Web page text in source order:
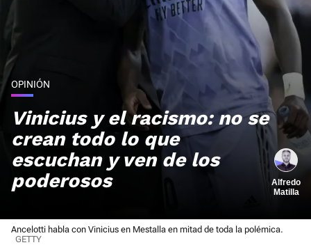
OPINIÓN
Vinicius y el racismo: no se
crean todo lo que
escuchan y ven de los
poderosos
Alfredo
Matilla
Ancelotti habla con Vinicius en Mestalla en mitad de toda la polémica.
GETTY